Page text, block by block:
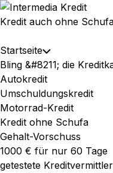
Skip
to
Kredit auch ohne
Expand
Menu
Startseite Toggle
Child
Menu
Bling &#8211; die
Autokredit
Umschuldungskredit
Motorrad-Kredit
Kredit ohne Schufa
Gehalt-Vorschuss
1000 € für nur 60 Tage
getestete Kreditvermittler